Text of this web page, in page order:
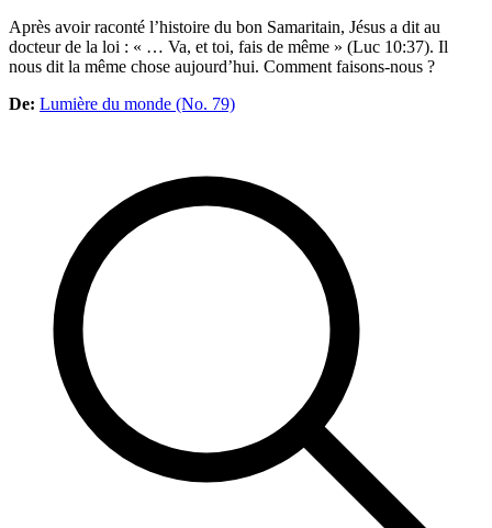
Après avoir raconté l’histoire du bon Samaritain, Jésus a dit au
docteur de la loi : « … Va, et toi, fais de même » (Luc 10:37). Il
nous dit la même chose aujourd’hui. Comment faisons-nous ?
De: Lumière du monde (No. 79)